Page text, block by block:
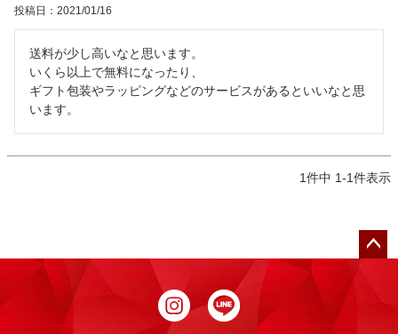
投稿日 2021/01/16
送料が少し高いなと思います。
いくら以上で無料になったり、
ギフト包装やラッピングなどのサービスがあるといいなと思
います。
1件中 1-1件表示